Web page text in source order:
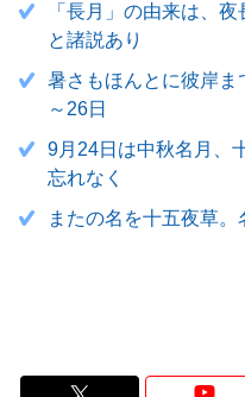
「長月」の由来は、
と諸説あり
暑さもほんとに彼岸ま
～26日
9月24日は中秋名月、
忘れなく
またの名を十五夜草。